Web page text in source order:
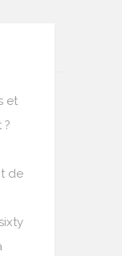
et
?
de